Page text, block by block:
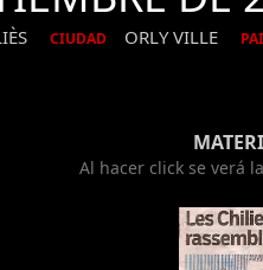
CIUDAD ORLY VILLE
Al hacer click se verá